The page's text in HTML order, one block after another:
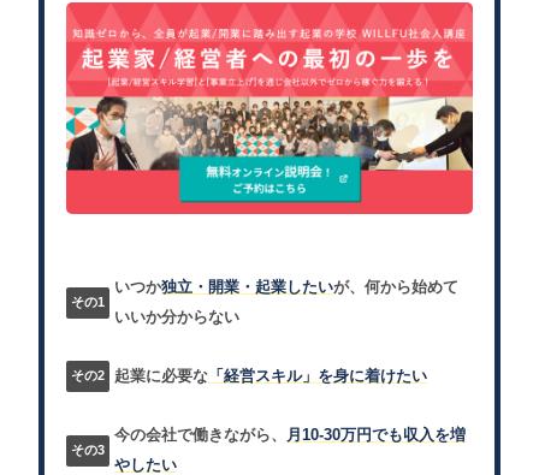
いつか独立・開業・起業したいが、何から始めて
いいか分からない
起業に必要な 「経営スキル」を身に着けたい
今の会社で働きながら、
月10-30万円でも収入を増
やしたい